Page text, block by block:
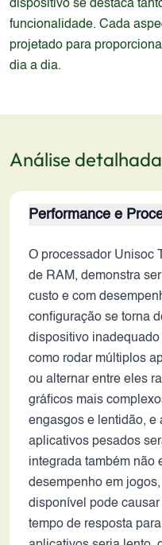
dispositivo se destaca
funcionalidade. Cada
projetado para
dia a dia.
Análise detalhada
Performance e
O processador Unisoc
de RAM, demonstra
custo e com
configuração se torna
dispositivo
como rodar múltiplos
ou alternar entre eles
gráficos mais
engasgos e lentidão, e
aplicativos pesados
integrada também não
desempenho em
disponível pode
tempo de resposta